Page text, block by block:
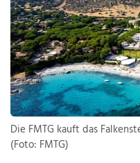
Die FMTG kauft das
(Foto: FMTG)